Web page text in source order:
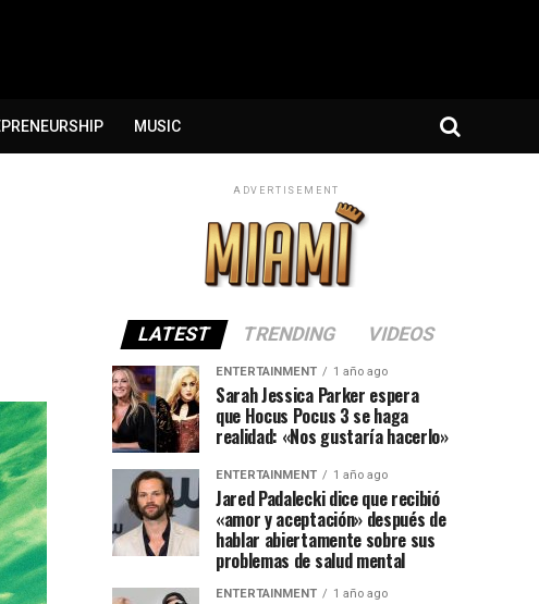
MUSIC
ADVERTISEMENT
LATEST TRENDING VIDEOS
ENTERTAINMENT 1 año ago
Sarah Jessica Parker espera
que Hocus Pocus 3 se haga
realidad: «Nos gustaría hacerlo»
ENTERTAINMENT 1 año ago
Jared Padalecki dice que recibió
«amor y aceptación» después de
hablar abiertamente sobre sus
problemas de salud mental
ENTERTAINMENT 1 año ago